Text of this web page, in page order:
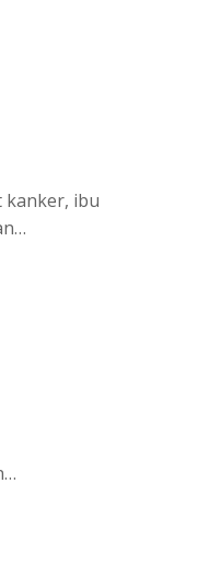
kanker, ibu